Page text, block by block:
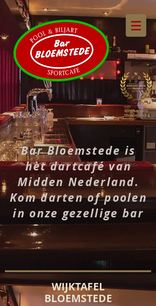
Winnaar 2019
Stichtse Vecht
Bar Bloemstede is
hèt dartcafé van
Midden Nederland.
Kom darten of poolen
in onze gezellige bar
WIJKTAFEL
BLOEMSTEDE